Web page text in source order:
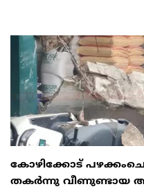
കോഴിക്കോട്
തകർന്നു വീണുണ്ടായ